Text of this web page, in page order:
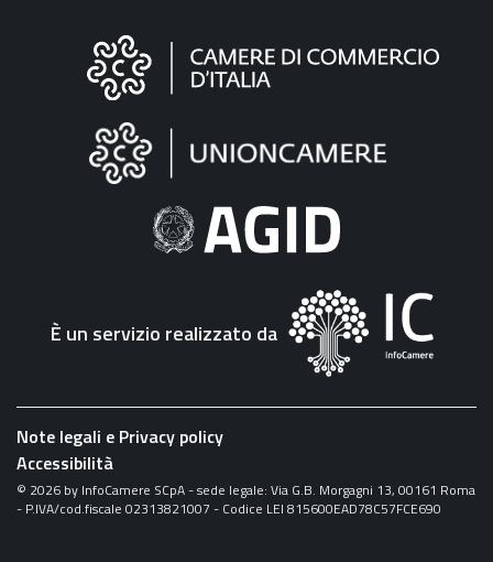
Informazioni
"Fattura
Elettronica"
È un servizio realizzato da
Note legali e Privacy policy
Accessibilità
© 2026 by InfoCamere SCpA - sede legale: Via G.B. Morgagni 13, 00161 Roma
- P.IVA/cod.fiscale 02313821007 - Codice LEI 815600EAD78C57FCE690